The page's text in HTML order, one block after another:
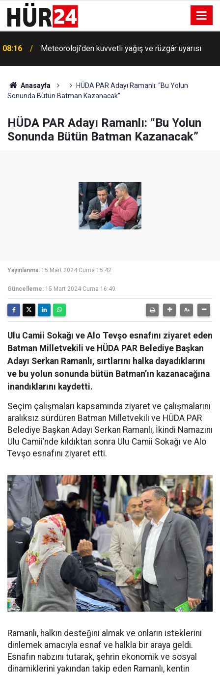
07:57
kuyruğunda, tuzlu kuyularda çözüm arıyor
Anasayfa
HÜDA PAR Adayı Ramanlı: “Bu Yolun
Sonunda Bütün Batman Kazanacak”
HÜDA PAR Adayı Ramanlı: “Bu Yolun
Sonunda Bütün Batman Kazanacak”
Yayınlanma: 15 Mart 2024 Cuma 15:42
Güncelleme: 15 Mart 2024 Cuma 16:49
Ulu Camii Sokağı ve Alo Tevşo esnafını ziyaret eden
Batman Milletvekili ve HÜDA PAR Belediye Başkan
Adayı Serkan Ramanlı, sırtlarını halka dayadıklarını
ve bu yolun sonunda bütün Batman’ın kazanacağına
inandıklarını kaydetti.
Seçim çalışmaları kapsamında ziyaret ve çalışmalarını
aralıksız sürdüren Batman Milletvekili ve HÜDA PAR
Belediye Başkan Adayı Serkan Ramanlı, İkindi Namazını
Ulu Camii’nde kıldıktan sonra Ulu Camii Sokağı ve Alo
Tevşo esnafını ziyaret etti.
Ramanlı, halkın desteğini almak ve onların isteklerini
dinlemek amacıyla esnaf ve halkla bir araya geldi.
Esnafın nabzını tutarak, şehrin ekonomik ve sosyal
dinamiklerini yakından takip eden Ramanlı, kentin